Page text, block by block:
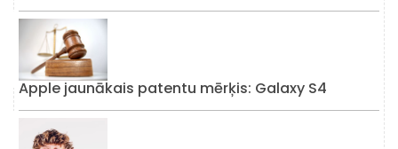
Apple jaunākais patentu mērķis: Galaxy S4